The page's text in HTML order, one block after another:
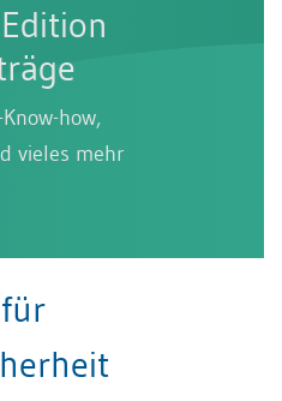
how,
vieles mehr